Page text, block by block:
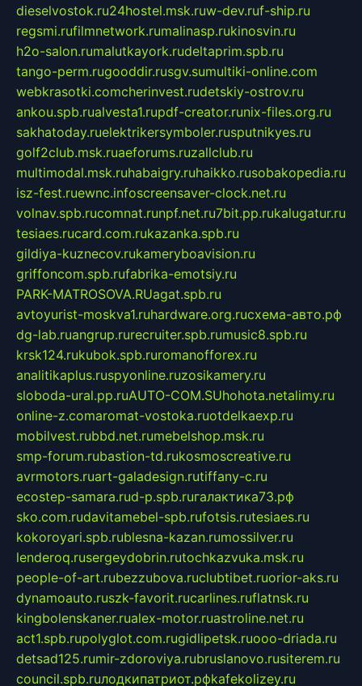
dieselvostok.ru24hostel.msk.ruw-dev.ruf-ship.ru
regsmi.rufilmnetwork.rumalinasp.rukinosvin.ru
h2o-salon.rumalutkayork.rudeltaprim.spb.ru
tango-perm.rugooddir.rusgv.sumultiki-online.com
webkrasotki.comcherinvest.rudetskiy-ostrov.ru
ankou.spb.rualvesta1.rupdf-creator.runix-files.org.ru
sakhatoday.ruelektrikersymboler.rusputnikyes.ru
golf2club.msk.ruaeforums.ruzallclub.ru
multimodal.msk.ruhabaigry.ruhaikko.rusobakopedia.ru
isz-fest.ruewnc.infoscreensaver-clock.net.ru
volnav.spb.rucomnat.runpf.net.ru7bit.pp.rukalugatur.ru
tesiaes.rucard.com.rukazanka.spb.ru
gildiya-kuznecov.rukameryboavision.ru
griffoncom.spb.rufabrika-emotsiy.ru
PARK-MATROSOVA.RUagat.spb.ru
avtoyurist-moskva1.ruhardware.org.ruсхема-авто.рф
dg-lab.ruangrup.rurecruiter.spb.rumusic8.spb.ru
krsk124.rukubok.spb.ruromanofforex.ru
analitikaplus.ruspyonline.ruzosikamery.ru
sloboda-ural.pp.ruAUTO-COM.SUhohota.netalimy.ru
online-z.comaromat-vostoka.ruotdelkaexp.ru
mobilvest.rubbd.net.rumebelshop.msk.ru
smp-forum.rubastion-td.rukosmoscreative.ru
avrmotors.ruart-galadesign.rutiffany-c.ru
ecostep-samara.rud-p.spb.ruгалактика73.рф
sko.com.rudavitamebel-spb.rufotsis.rutesiaes.ru
kokoroyari.spb.rublesna-kazan.rumossilver.ru
lenderoq.rusergeydobrin.rutochkazvuka.msk.ru
people-of-art.rubezzubova.ruclubtibet.ruorior-aks.ru
dynamoauto.ruszk-favorit.rucarlines.ruflatnsk.ru
kingbolenskaner.rualex-motor.ruastroline.net.ru
act1.spb.rupolyglot.com.rugidlipetsk.ruooo-driada.ru
detsad125.rumir-zdoroviya.rubruslanovo.rusiterem.ru
council.spb.ruлодкипатриот.рфkafekolizey.ru